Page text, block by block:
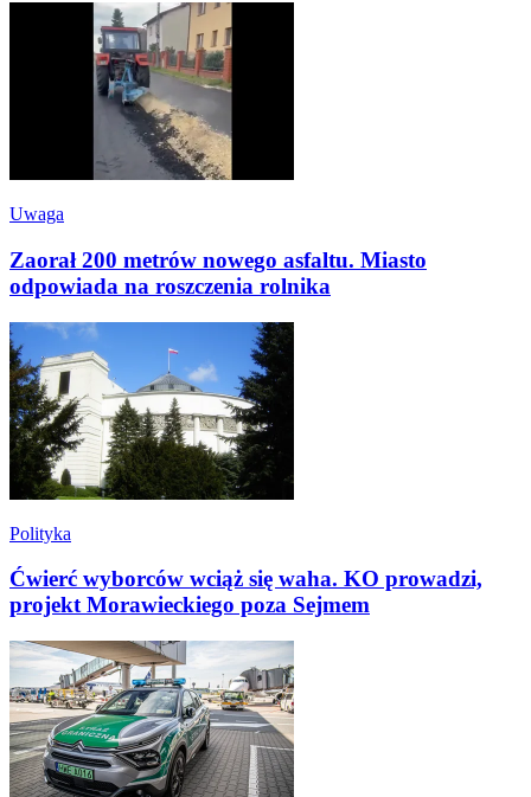
Uwaga
Zaorał 200 metrów nowego asfaltu. Miasto
odpowiada na roszczenia rolnika
Polityka
Ćwierć wyborców wciąż się waha. KO prowadzi,
projekt Morawieckiego poza Sejmem